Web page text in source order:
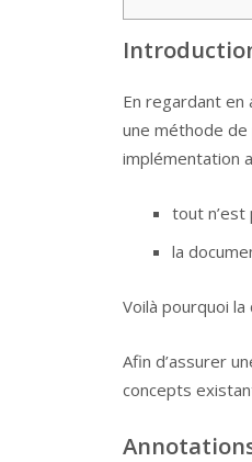
En regardant en
une méthode
implémentation
tout n’est
la
Voilà pourquoi
Afin d’assurer
concepts